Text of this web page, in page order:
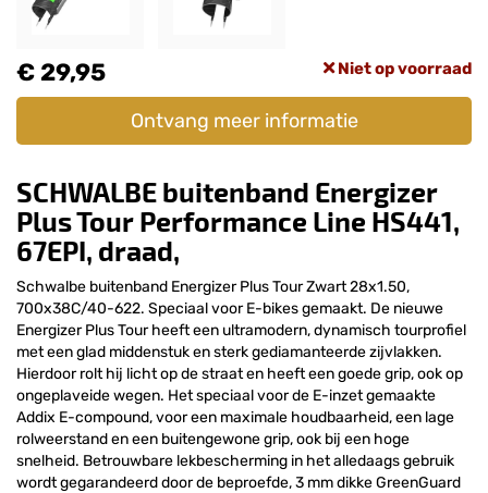
€ 29,95 Niet op voorraad
Ontvang meer informatie
SCHWALBE buitenband Energizer
Plus Tour Performance Line HS441,
67EPI, draad,
Schwalbe buitenband Energizer Plus Tour Zwart 28x1.50,
700x38C/40-622. Speciaal voor E-bikes gemaakt. De nieuwe
Energizer Plus Tour heeft een ultramodern, dynamisch tourprofiel
met een glad middenstuk en sterk gediamanteerde zijvlakken.
Hierdoor rolt hij licht op de straat en heeft een goede grip, ook op
ongeplaveide wegen. Het speciaal voor de E-inzet gemaakte
Addix E-compound, voor een maximale houdbaarheid, een lage
rolweerstand en een buitengewone grip, ook bij een hoge
snelheid. Betrouwbare lekbescherming in het alledaags gebruik
wordt gegarandeerd door de beproefde, 3 mm dikke GreenGuard